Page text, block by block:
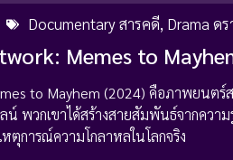
Documentary สารคดี, Drama ดร
Memes to
to Mayhem (2024) คือภาพยนตร์
พวกเขาได้สร้างสายสัมพันธ์จากควา
ตุการณ์ความโกลาหลในโลกจริง